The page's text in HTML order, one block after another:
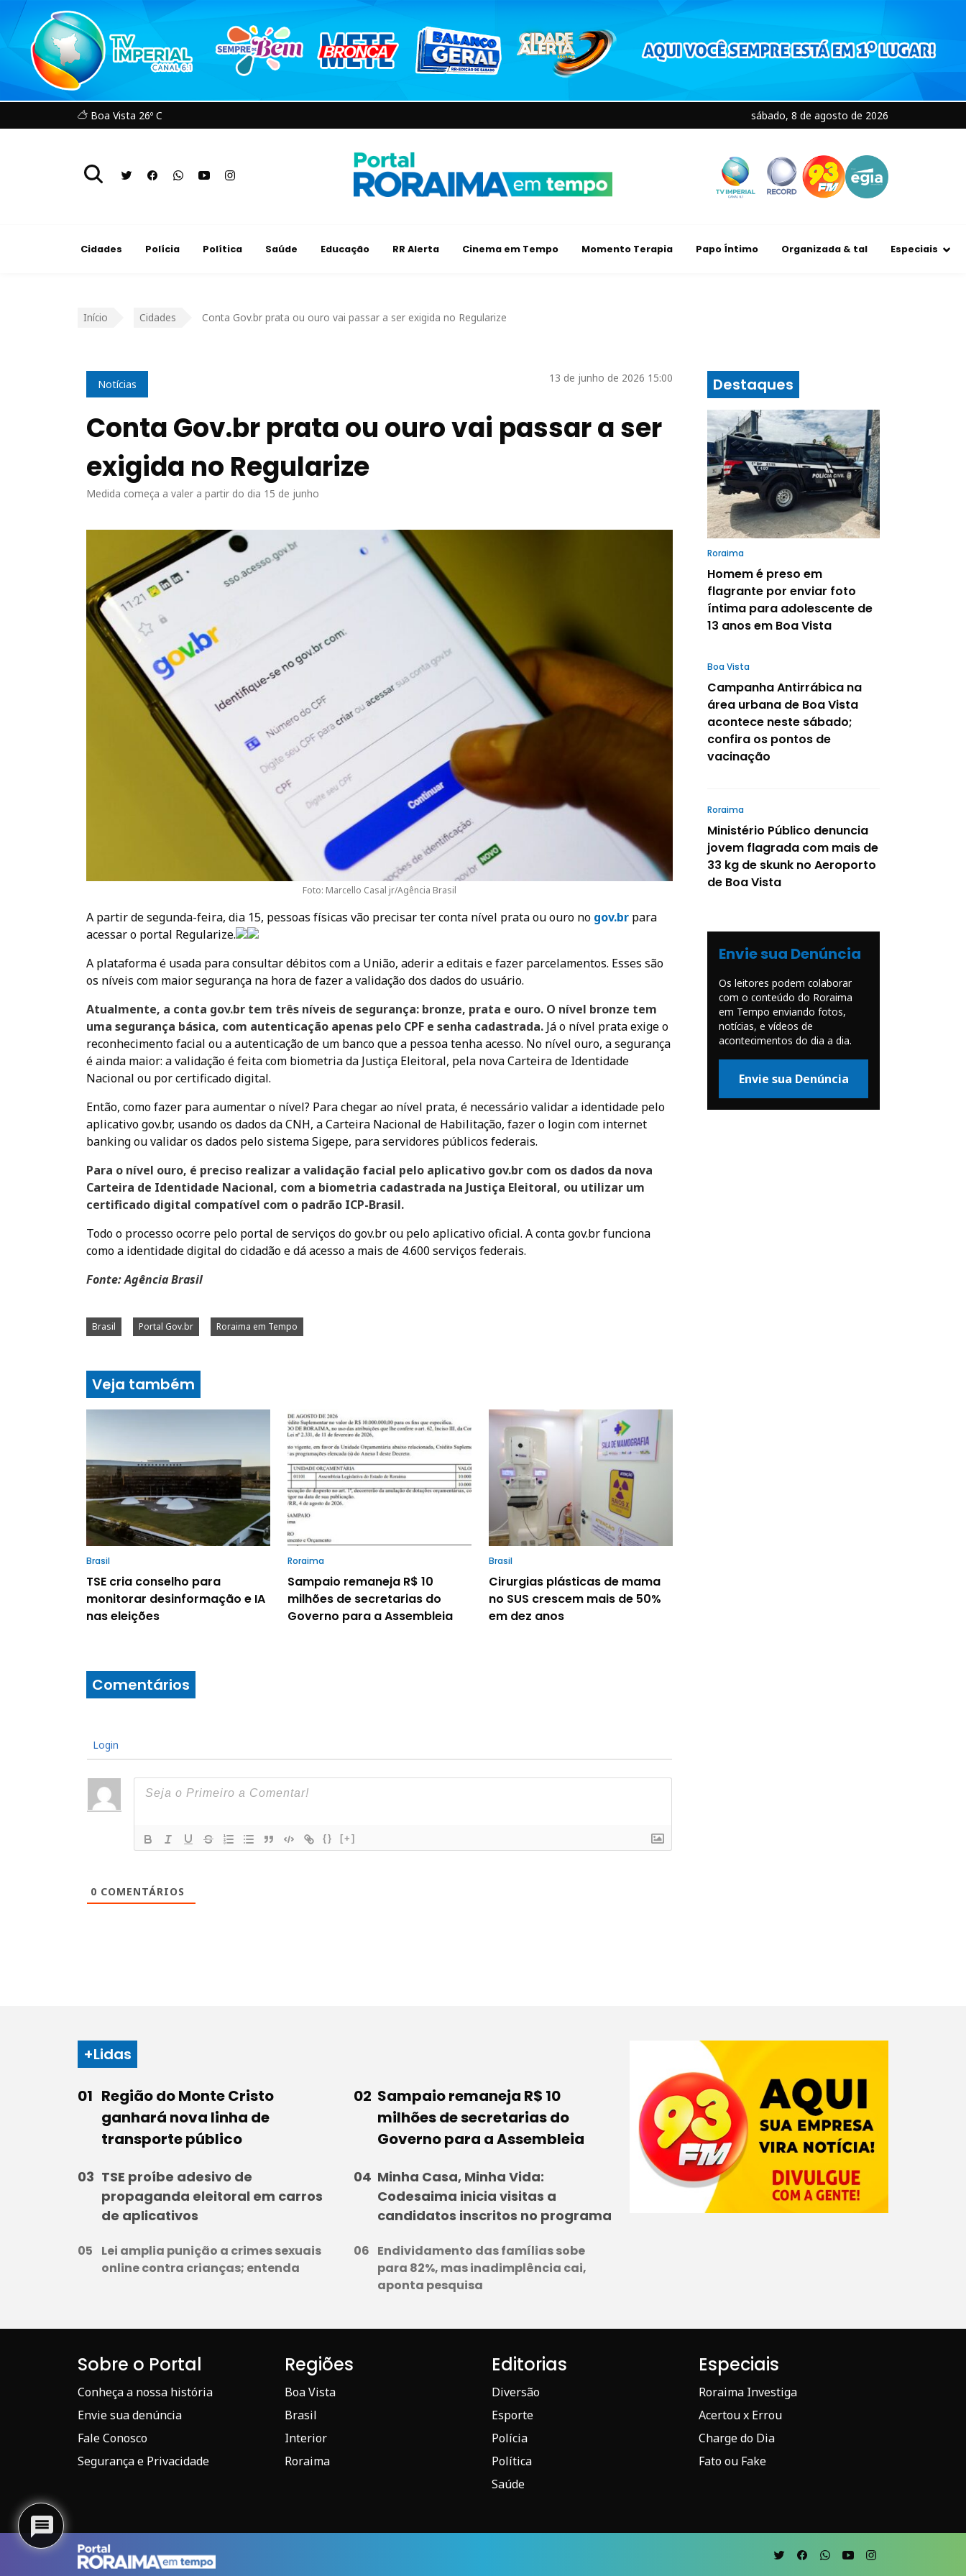
Boa Vista 26º C sábado, 8 de agosto de 2026
Cidades Polícia Política Saúde Educação RR Alerta Cinema em Tempo Momento Terapia Papo Íntimo Organizada & tal Especiais
Início Cidades Conta Gov.br prata ou ouro vai passar a ser exigida no Regularize
Notícias 13 de junho de 2026 15:00
Conta Gov.br prata ou ouro vai passar a ser
exigida no Regularize
Medida começa a valer a partir do dia 15 de junho
Foto: Marcello Casal jr/Agência Brasil
A partir de segunda-feira, dia 15, pessoas físicas vão precisar ter conta nível prata ou ouro no gov.br para
acessar o portal Regularize.
A plataforma é usada para consultar débitos com a União, aderir a editais e fazer parcelamentos. Esses são
os níveis com maior segurança na hora de fazer a validação dos dados do usuário.
Atualmente, a conta gov.br tem três níveis de segurança: bronze, prata e ouro. O nível bronze tem
uma segurança básica, com autenticação apenas pelo CPF e senha cadastrada. Já o nível prata exige o
reconhecimento facial ou a autenticação de um banco que a pessoa tenha acesso. No nível ouro, a segurança
é ainda maior: a validação é feita com biometria da Justiça Eleitoral, pela nova Carteira de Identidade
Nacional ou por certificado digital.
Então, como fazer para aumentar o nível? Para chegar ao nível prata, é necessário validar a identidade pelo
aplicativo gov.br, usando os dados da CNH, a Carteira Nacional de Habilitação, fazer o login com internet
banking ou validar os dados pelo sistema Sigepe, para servidores públicos federais.
Para o nível ouro, é preciso realizar a validação facial pelo aplicativo gov.br com os dados da nova
Carteira de Identidade Nacional, com a biometria cadastrada na Justiça Eleitoral, ou utilizar um
certificado digital compatível com o padrão ICP-Brasil.
Todo o processo ocorre pelo portal de serviços do gov.br ou pelo aplicativo oficial. A conta gov.br funciona
como a identidade digital do cidadão e dá acesso a mais de 4.600 serviços federais.
Fonte: Agência Brasil
Brasil Portal Gov.br Roraima em Tempo
Veja também
Brasil
TSE cria conselho para
monitorar desinformação e IA
nas eleições
Roraima
Sampaio remaneja R$ 10
milhões de secretarias do
Governo para a Assembleia
Brasil
Cirurgias plásticas de mama
no SUS crescem mais de 50%
em dez anos
Comentários
Login
{} [+]
0 COMENTÁRIOS
Destaques
Roraima
Homem é preso em
flagrante por enviar foto
íntima para adolescente de
13 anos em Boa Vista
Boa Vista
Campanha Antirrábica na
área urbana de Boa Vista
acontece neste sábado;
confira os pontos de
vacinação
Roraima
Ministério Público denuncia
jovem flagrada com mais de
33 kg de skunk no Aeroporto
de Boa Vista
Envie sua Denúncia
Os leitores podem colaborar
com o conteúdo do Roraima
em Tempo enviando fotos,
notícias, e vídeos de
acontecimentos do dia a dia.
Envie sua Denúncia
+Lidas
Região do Monte Cristo
ganhará nova linha de
transporte público
Sampaio remaneja R$ 10
milhões de secretarias do
Governo para a Assembleia
TSE proíbe adesivo de
propaganda eleitoral em carros
de aplicativos
Minha Casa, Minha Vida:
Codesaima inicia visitas a
candidatos inscritos no programa
Lei amplia punição a crimes sexuais
online contra crianças; entenda
Endividamento das famílias sobe
para 82%, mas inadimplência cai,
aponta pesquisa
Sobre o Portal
Conheça a nossa história
Envie sua denúncia
Fale Conosco
Segurança e Privacidade
Regiões
Boa Vista
Brasil
Interior
Roraima
Editorias
Diversão
Esporte
Polícia
Política
Saúde
Especiais
Roraima Investiga
Acertou x Errou
Charge do Dia
Fato ou Fake